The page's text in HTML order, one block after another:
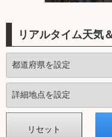
リアルタイム天気